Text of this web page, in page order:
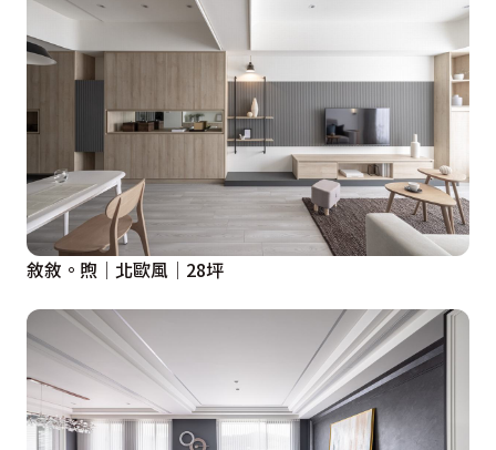
敘敘。煦│北歐風│28坪